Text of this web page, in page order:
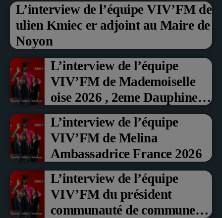
L’interview de l’équipe VIV’FM de
ulien Kmiec er adjoint au Maire de
Noyon
L’interview de l’équipe
VIV’FM de Mademoiselle
oise 2026 , 2eme Dauphine et
Prix du Public , Marche aux
fruits rouge Noyon 2026
L’interview de l’équipe
VIV’FM de Melina
Ambassadrice France 2026
L’interview de l’équipe
VIV’FM du président
communauté de communes